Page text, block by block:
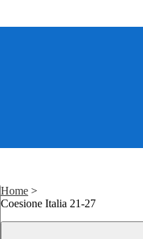
Home >
Coesione Italia 21-27